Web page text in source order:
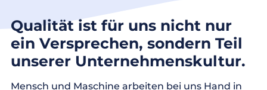
Qualität ist für uns nicht nur
ein Versprechen, sondern Teil
unserer Unternehmenskultur.
Mensch und Maschine arbeiten bei uns Hand in